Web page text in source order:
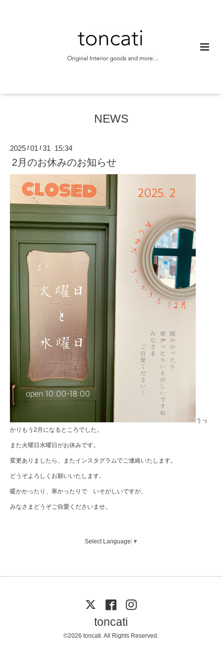
NEWS
2025 /01 /31 15:34
2月のお休みのお知らせ
うっ
かりもう2月になるところでした。
また火曜日水曜日がお休みです。
変更ありましたら、またインスタグラムでご連絡いたします。
どうぞよろしくお願いいたします。
暖かかったり、寒かったりで いそがしいですが、
みなさまどうぞご自愛くださいませ。
Select Language ▼
toncati
©2026 toncati . All Rights Reserved.